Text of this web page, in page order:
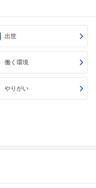
出世
働く環境
やりがい